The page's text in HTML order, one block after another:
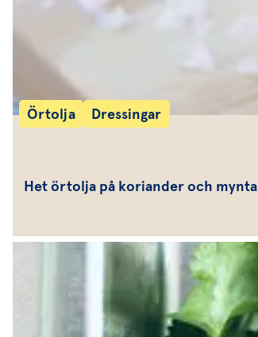
Örtolja Dressingar
Het örtolja på koriander och mynta